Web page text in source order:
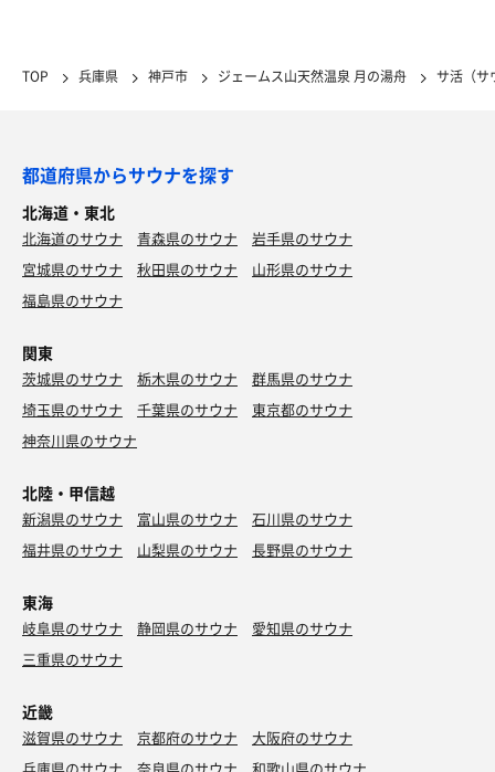
TOP 兵庫県 神戸市 ジェームス山天然温泉 月の湯舟 サ活（サ
都道府県からサウナを探す
北海道・東北
北海道のサウナ 青森県のサウナ
岩手県のサウナ
宮城県のサウナ
秋田県のサウナ
山形県のサウナ
福島県のサウナ
関東
茨城県のサウナ 栃木県のサウナ
群馬県のサウナ
埼玉県のサウナ
千葉県のサウナ
東京都のサウナ
神奈川県のサウナ
北陸・甲信越
新潟県のサウナ 富山県のサウナ
石川県のサウナ
福井県のサウナ
山梨県のサウナ 長野県のサウナ
東海
岐阜県のサウナ 静岡県のサウナ
愛知県のサウナ
三重県のサウナ
近畿
滋賀県のサウナ 京都府のサウナ
大阪府のサウナ